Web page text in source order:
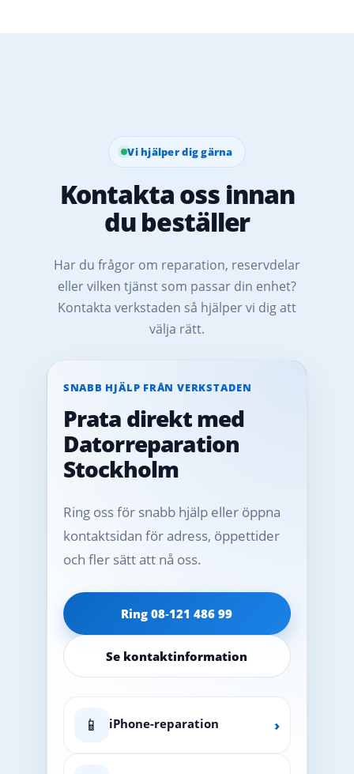
Vi hjälper dig gärna
Kontakta oss innan
du beställer
Har du frågor om reparation, reservdelar
eller vilken tjänst som passar din enhet?
Kontakta verkstaden så hjälper vi dig att
välja rätt.
SNABB HJÄLP FRÅN VERKSTADEN
Prata direkt med
Datorreparation
Stockholm
Ring oss för snabb hjälp eller öppna
kontaktsidan för adress, öppettider
och fler sätt att nå oss.
Ring 08‑121 486 99
Se kontaktinformation
📱 iPhone-reparation ›